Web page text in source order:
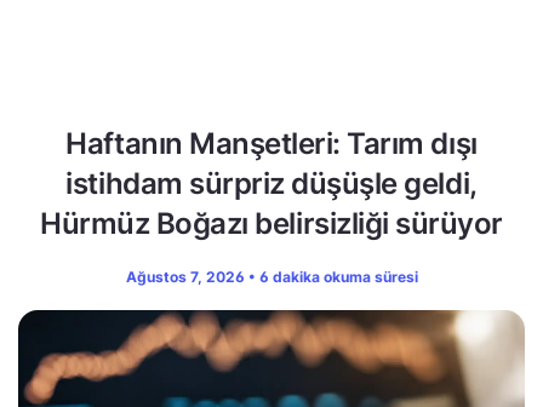
Haftanın Manşetleri: Tarım dışı
istihdam sürpriz düşüşle geldi,
Hürmüz Boğazı belirsizliği sürüyor
Ağustos 7, 2026 • 6 dakika okuma süresi